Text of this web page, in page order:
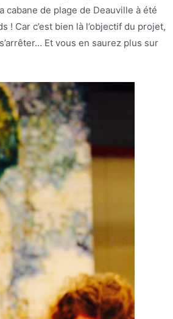
cabane de plage de Deauville à été
! Car c’est bien là l’objectif du projet,
Et vous en saurez plus sur